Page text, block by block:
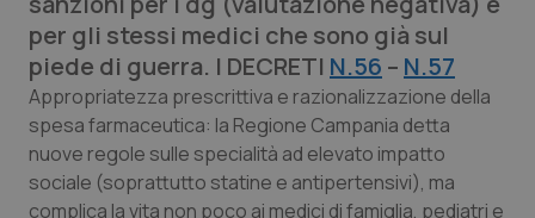
Campania
Emilia-Romagna
Friuli Venezia Giulia
Car-T
Colesterolo & coronaropatie
Dermatite Atopica
per gli stessi medici che sono già sul
piede di guerra. I DECRETI N.56 – N.57
Appropriatezza prescrittiva e razionalizzazione della
spesa farmaceutica: la Regione Campania detta
nuove regole sulle specialità ad elevato impatto
sociale (soprattutto statine e antipertensivi), ma
complica la vita non poco ai medici di famiglia, pediatri e